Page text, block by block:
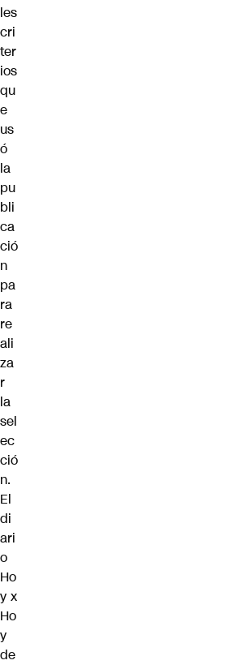
les
cri
ter
ios
qu
e
us
ó
la
pu
bli
ca
ció
n
pa
ra
re
ali
za
r
la
sel
ec
ció
n.
El
di
ari
o
Ho
y x
Ho
y
de